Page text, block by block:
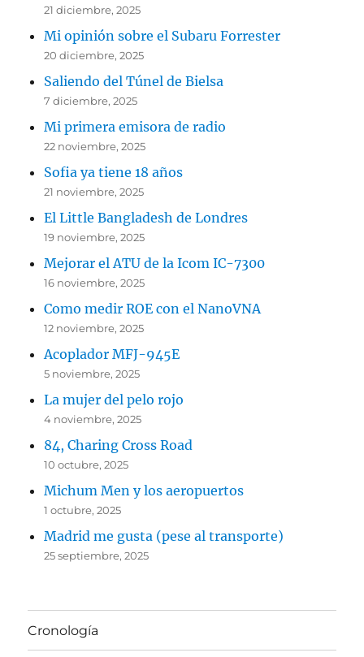
21 diciembre, 2025
Mi opinión sobre el Subaru Forrester
20 diciembre, 2025
Saliendo del Túnel de Bielsa
7 diciembre, 2025
Mi primera emisora de radio
22 noviembre, 2025
Sofia ya tiene 18 años
21 noviembre, 2025
El Little Bangladesh de Londres
19 noviembre, 2025
Mejorar el ATU de la Icom IC-7300
16 noviembre, 2025
Como medir ROE con el NanoVNA
12 noviembre, 2025
Acoplador MFJ-945E
5 noviembre, 2025
La mujer del pelo rojo
4 noviembre, 2025
84, Charing Cross Road
10 octubre, 2025
Michum Men y los aeropuertos
1 octubre, 2025
Madrid me gusta (pese al transporte)
25 septiembre, 2025
Cronología